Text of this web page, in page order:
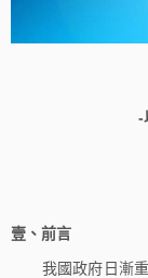
-
壹、前言
我國政府日漸重